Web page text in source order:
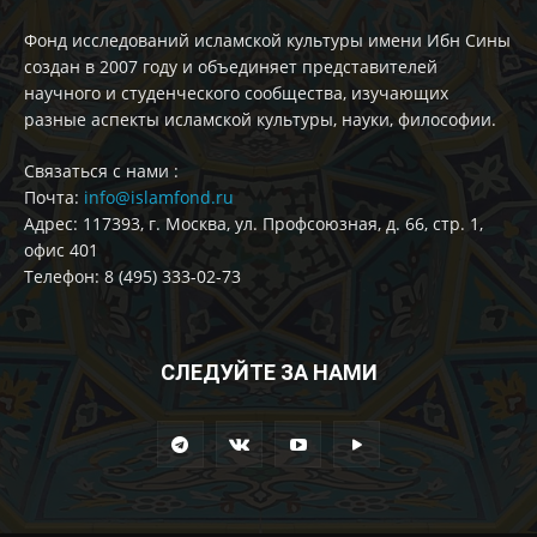
Фонд исследований исламской культуры имени Ибн Сины
создан в 2007 году и объединяет представителей
научного и студенческого сообщества, изучающих
разные аспекты исламской культуры, науки, философии.
Cвязаться с нами :
Почта: info@islamfond.ru
Адрес: 117393, г. Москва, ул. Профсоюзная, д. 66, стр. 1,
офис 401
Телефон: 8 (495) 333-02-73
СЛЕДУЙТЕ ЗА НАМИ